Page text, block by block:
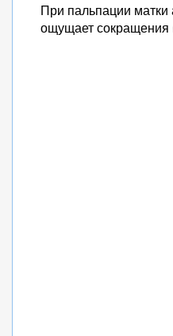
При пальпации матки
ощущает сокращения